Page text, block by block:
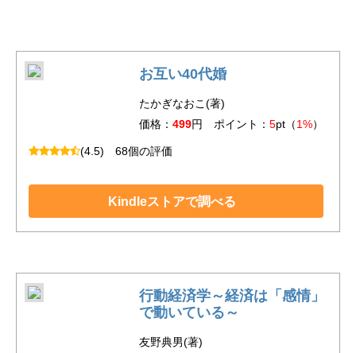
お互い40代婚
たかぎなおこ(著)
価格： 499円 ポイント： 5pt（1%）
(4.5) 68個の評価
Kindleストアで調べる
行動経済学～経済は「感情」
で動いている～
友野典男(著)